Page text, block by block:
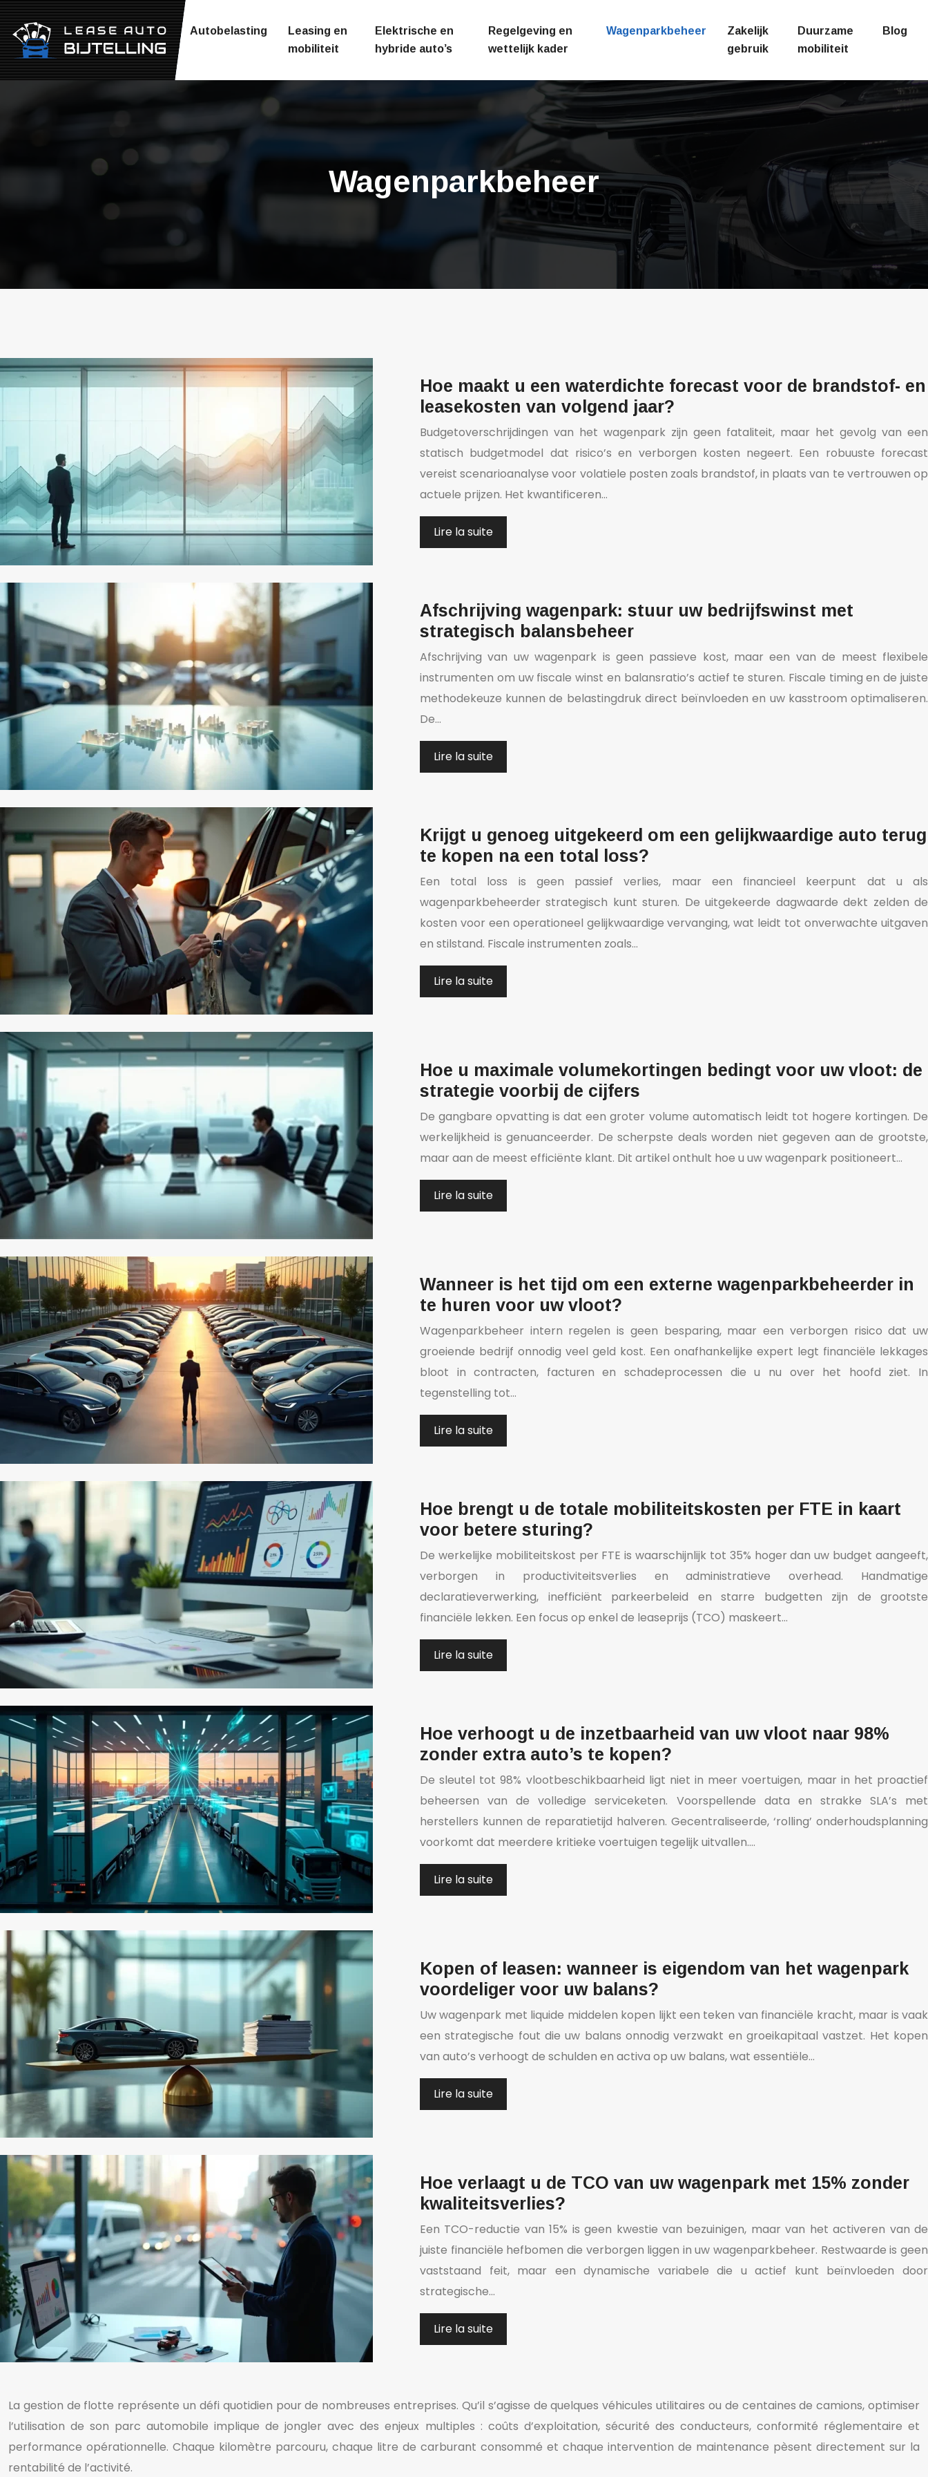
Autobelasting
Leasing en
mobiliteit
Elektrische en
hybride auto’s
Regelgeving en
wettelijk kader
Wagenparkbeheer
Zakelijk
gebruik
Duurzame
mobiliteit
Blog
Wagenparkbeheer
Hoe maakt u een waterdichte forecast voor de brandstof- en
leasekosten van volgend jaar?
Budgetoverschrijdingen van het wagenpark zijn geen fataliteit, maar het gevolg van een
statisch budgetmodel dat risico’s en verborgen kosten negeert. Een robuuste forecast
vereist scenarioanalyse voor volatiele posten zoals brandstof, in plaats van te vertrouwen op
actuele prijzen. Het kwantificeren…
Lire la suite
Afschrijving wagenpark: stuur uw bedrijfswinst met
strategisch balansbeheer
Afschrijving van uw wagenpark is geen passieve kost, maar een van de meest flexibele
instrumenten om uw fiscale winst en balansratio’s actief te sturen. Fiscale timing en de juiste
methodekeuze kunnen de belastingdruk direct beïnvloeden en uw kasstroom optimaliseren.
De…
Lire la suite
Krijgt u genoeg uitgekeerd om een gelijkwaardige auto terug
te kopen na een total loss?
Een total loss is geen passief verlies, maar een financieel keerpunt dat u als
wagenparkbeheerder strategisch kunt sturen. De uitgekeerde dagwaarde dekt zelden de
kosten voor een operationeel gelijkwaardige vervanging, wat leidt tot onverwachte uitgaven
en stilstand. Fiscale instrumenten zoals…
Lire la suite
Hoe u maximale volumekortingen bedingt voor uw vloot: de
strategie voorbij de cijfers
De gangbare opvatting is dat een groter volume automatisch leidt tot hogere kortingen. De
werkelijkheid is genuanceerder. De scherpste deals worden niet gegeven aan de grootste,
maar aan de meest efficiënte klant. Dit artikel onthult hoe u uw wagenpark positioneert…
Lire la suite
Wanneer is het tijd om een externe wagenparkbeheerder in
te huren voor uw vloot?
Wagenparkbeheer intern regelen is geen besparing, maar een verborgen risico dat uw
groeiende bedrijf onnodig veel geld kost. Een onafhankelijke expert legt financiële lekkages
bloot in contracten, facturen en schadeprocessen die u nu over het hoofd ziet. In
tegenstelling tot…
Lire la suite
Hoe brengt u de totale mobiliteitskosten per FTE in kaart
voor betere sturing?
De werkelijke mobiliteitskost per FTE is waarschijnlijk tot 35% hoger dan uw budget aangeeft,
verborgen in productiviteitsverlies en administratieve overhead. Handmatige
declaratieverwerking, inefficiënt parkeerbeleid en starre budgetten zijn de grootste
financiële lekken. Een focus op enkel de leaseprijs (TCO) maskeert…
Lire la suite
Hoe verhoogt u de inzetbaarheid van uw vloot naar 98%
zonder extra auto’s te kopen?
De sleutel tot 98% vlootbeschikbaarheid ligt niet in meer voertuigen, maar in het proactief
beheersen van de volledige serviceketen. Voorspellende data en strakke SLA’s met
herstellers kunnen de reparatietijd halveren. Gecentraliseerde, ‘rolling’ onderhoudsplanning
voorkomt dat meerdere kritieke voertuigen tegelijk uitvallen….
Lire la suite
Kopen of leasen: wanneer is eigendom van het wagenpark
voordeliger voor uw balans?
Uw wagenpark met liquide middelen kopen lijkt een teken van financiële kracht, maar is vaak
een strategische fout die uw balans onnodig verzwakt en groeikapitaal vastzet. Het kopen
van auto’s verhoogt de schulden en activa op uw balans, wat essentiële…
Lire la suite
Hoe verlaagt u de TCO van uw wagenpark met 15% zonder
kwaliteitsverlies?
Een TCO-reductie van 15% is geen kwestie van bezuinigen, maar van het activeren van de
juiste financiële hefbomen die verborgen liggen in uw wagenparkbeheer. Restwaarde is geen
vaststaand feit, maar een dynamische variabele die u actief kunt beïnvloeden door
strategische…
Lire la suite
La gestion de flotte représente un défi quotidien pour de nombreuses entreprises. Qu’il s’agisse de quelques véhicules utilitaires ou de centaines de camions, optimiser
l’utilisation de son parc automobile implique de jongler avec des enjeux multiples : coûts d’exploitation, sécurité des conducteurs, conformité réglementaire et
performance opérationnelle. Chaque kilomètre parcouru, chaque litre de carburant consommé et chaque intervention de maintenance pèsent directement sur la
rentabilité de l’activité.